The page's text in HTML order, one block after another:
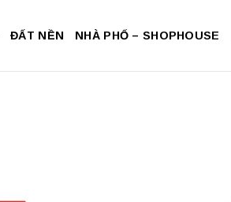
ĐẤT NỀN NHÀ PHỐ – SHOPHOUSE